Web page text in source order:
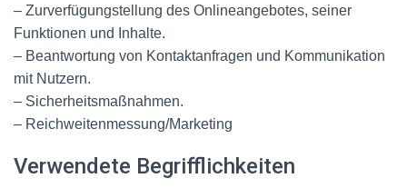
– Zurverfügungstellung des Onlineangebotes, seiner
Funktionen und Inhalte.
– Beantwortung von Kontaktanfragen und Kommunikation
mit Nutzern.
– Sicherheitsmaßnahmen.
– Reichweitenmessung/Marketing
Verwendete Begrifflichkeiten